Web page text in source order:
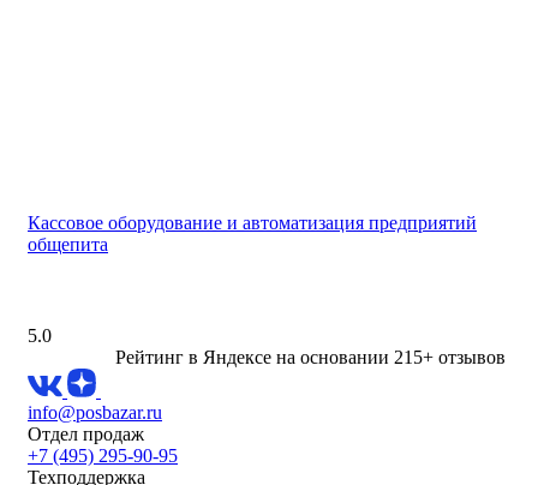
Кассовое оборудование и автоматизация предприятий
общепита
5.0
Рейтинг в Яндексе на основании 215+ отзывов
info@posbazar.ru
Отдел продаж
+7 (495) 295-90-95
Техподдержка